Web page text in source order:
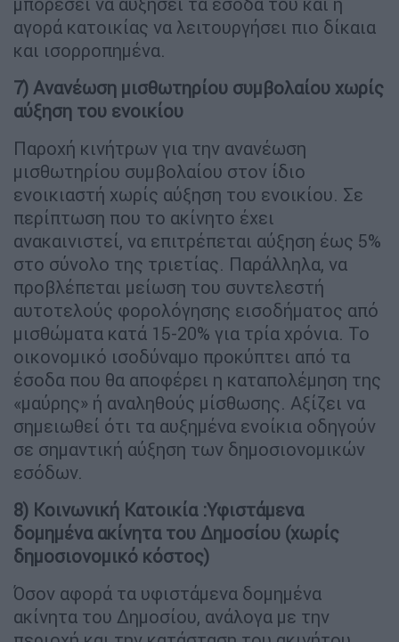
αγορά κατοικίας να λειτουργήσει πιο δίκαια
και ισορροπημένα.
7) Ανανέωση μισθωτηρίου συμβολαίου χωρίς
αύξηση του ενοικίου
Παροχή κινήτρων για την ανανέωση
μισθωτηρίου συμβολαίου στον ίδιο
ενοικιαστή χωρίς αύξηση του ενοικίου. Σε
περίπτωση που το ακίνητο έχει
ανακαινιστεί, να επιτρέπεται αύξηση έως 5%
στο σύνολο της τριετίας. Παράλληλα, να
προβλέπεται μείωση του συντελεστή
αυτοτελούς φορολόγησης εισοδήματος από
μισθώματα κατά 15-20% για τρία χρόνια. Το
οικονομικό ισοδύναμο προκύπτει από τα
έσοδα που θα αποφέρει η καταπολέμηση της
«μαύρης» ή αναληθούς μίσθωσης. Αξίζει να
σημειωθεί ότι τα αυξημένα ενοίκια οδηγούν
σε σημαντική αύξηση των δημοσιονομικών
εσόδων.
8) Κοινωνική Κατοικία :Υφιστάμενα
δομημένα ακίνητα του Δημοσίου (χωρίς
δημοσιονομικό κόστος)
Όσον αφορά τα υφιστάμενα δομημένα
ακίνητα του Δημοσίου, ανάλογα με την